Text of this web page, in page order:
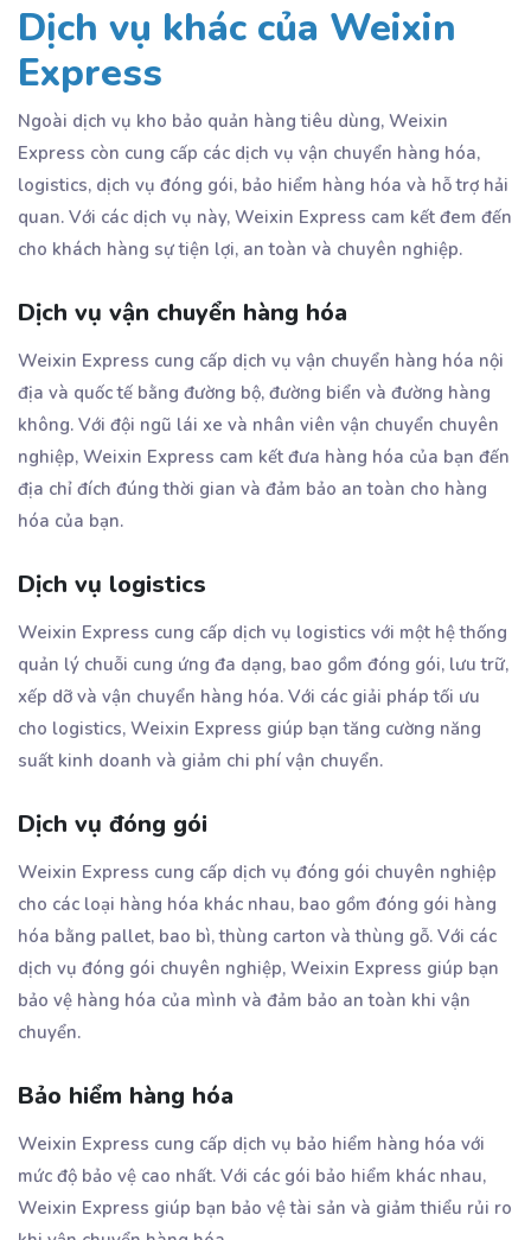
Dịch vụ khác của Weixin
Express
Ngoài dịch vụ kho bảo quản hàng tiêu dùng, Weixin
Express còn cung cấp các dịch vụ vận chuyển hàng hóa,
logistics, dịch vụ đóng gói, bảo hiểm hàng hóa và hỗ trợ hải
quan. Với các dịch vụ này, Weixin Express cam kết đem đến
cho khách hàng sự tiện lợi, an toàn và chuyên nghiệp.
Dịch vụ vận chuyển hàng hóa
Weixin Express cung cấp dịch vụ vận chuyển hàng hóa nội
địa và quốc tế bằng đường bộ, đường biển và đường hàng
không. Với đội ngũ lái xe và nhân viên vận chuyển chuyên
nghiệp, Weixin Express cam kết đưa hàng hóa của bạn đến
địa chỉ đích đúng thời gian và đảm bảo an toàn cho hàng
hóa của bạn.
Dịch vụ logistics
Weixin Express cung cấp dịch vụ logistics với một hệ thống
quản lý chuỗi cung ứng đa dạng, bao gồm đóng gói, lưu trữ,
xếp dỡ và vận chuyển hàng hóa. Với các giải pháp tối ưu
cho logistics, Weixin Express giúp bạn tăng cường năng
suất kinh doanh và giảm chi phí vận chuyển.
Dịch vụ đóng gói
Weixin Express cung cấp dịch vụ đóng gói chuyên nghiệp
cho các loại hàng hóa khác nhau, bao gồm đóng gói hàng
hóa bằng pallet, bao bì, thùng carton và thùng gỗ. Với các
dịch vụ đóng gói chuyên nghiệp, Weixin Express giúp bạn
bảo vệ hàng hóa của mình và đảm bảo an toàn khi vận
chuyển.
Bảo hiểm hàng hóa
Weixin Express cung cấp dịch vụ bảo hiểm hàng hóa với
mức độ bảo vệ cao nhất. Với các gói bảo hiểm khác nhau,
Weixin Express giúp bạn bảo vệ tài sản và giảm thiểu rủi ro